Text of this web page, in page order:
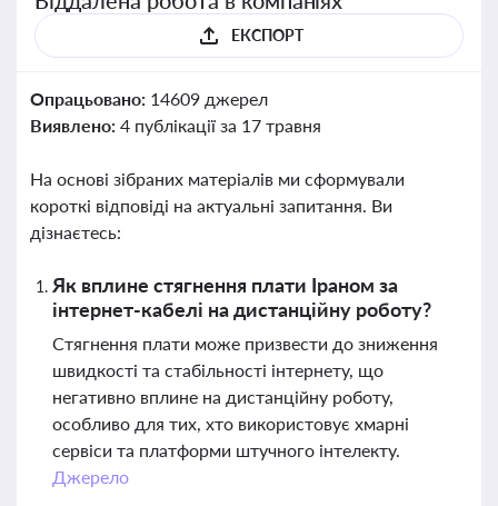
ЕКСПОРТ
Опрацьовано: 14609 джерел
Виявлено: 4 публікації за 17 травня
На основі зібраних матеріалів ми сформували
короткі відповіді на актуальні запитання. Ви
дізнаєтесь:
Як вплине стягнення плати Іраном за
інтернет-кабелі на дистанційну роботу?
Стягнення плати може призвести до зниження
швидкості та стабільності інтернету, що
негативно вплине на дистанційну роботу,
особливо для тих, хто використовує хмарні
сервіси та платформи штучного інтелекту.
Джерело